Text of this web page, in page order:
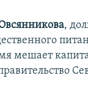
,
мешает